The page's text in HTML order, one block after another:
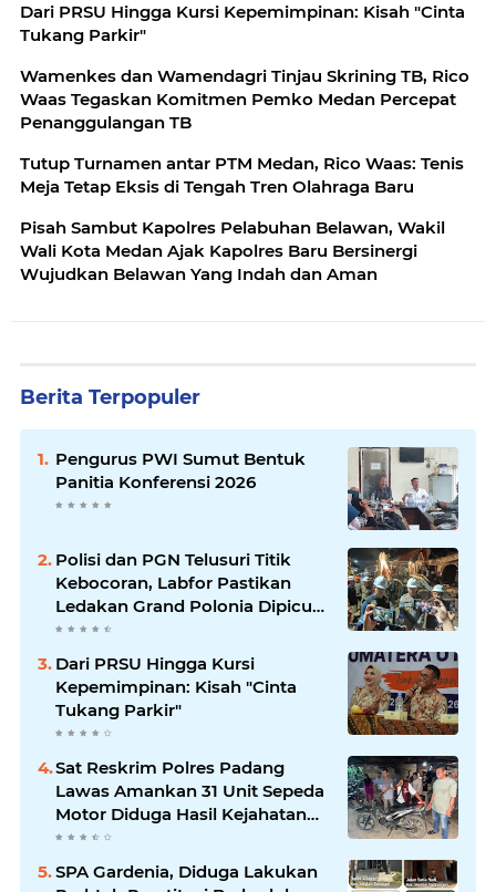
Dari PRSU Hingga Kursi Kepemimpinan: Kisah "Cinta
Tukang Parkir"
Wamenkes dan Wamendagri Tinjau Skrining TB, Rico
Waas Tegaskan Komitmen Pemko Medan Percepat
Penanggulangan TB
Tutup Turnamen antar PTM Medan, Rico Waas: Tenis
Meja Tetap Eksis di Tengah Tren Olahraga Baru
Pisah Sambut Kapolres Pelabuhan Belawan, Wakil
Wali Kota Medan Ajak Kapolres Baru Bersinergi
Wujudkan Belawan Yang Indah dan Aman
Berita Terpopuler
Pengurus PWI Sumut Bentuk
Panitia Konferensi 2026
Polisi dan PGN Telusuri Titik
Kebocoran, Labfor Pastikan
Ledakan Grand Polonia Dipicu
Akumulasi Gas
Dari PRSU Hingga Kursi
Kepemimpinan: Kisah "Cinta
Tukang Parkir"
Sat Reskrim Polres Padang
Lawas Amankan 31 Unit Sepeda
Motor Diduga Hasil Kejahatan
dari Rumah Warga di Pasar
SPA Gardenia, Diduga Lakukan